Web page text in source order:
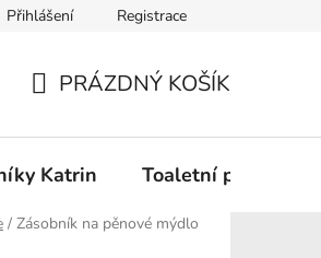
údajů
Přihlášení Registrace
KOŠÍK
PRÁZDNÝ KOŠÍK
Katrin Toaletní papír
/ Zásobník na pěnové mýdlo